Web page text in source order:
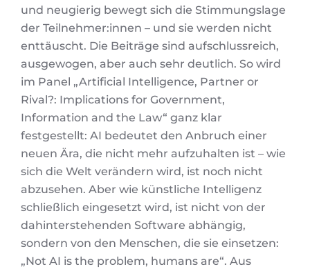
und neugierig bewegt sich die Stimmungslage
der Teilnehmer:innen – und sie werden nicht
enttäuscht. Die Beiträge sind aufschlussreich,
ausgewogen, aber auch sehr deutlich. So wird
im Panel „Artificial Intelligence, Partner or
Rival?: Implications for Government,
Information and the Law“ ganz klar
festgestellt: AI bedeutet den Anbruch einer
neuen Ära, die nicht mehr aufzuhalten ist – wie
sich die Welt verändern wird, ist noch nicht
abzusehen. Aber wie künstliche Intelligenz
schließlich eingesetzt wird, ist nicht von der
dahinterstehenden Software abhängig,
sondern von den Menschen, die sie einsetzen:
„Not AI is the problem, humans are“. Aus